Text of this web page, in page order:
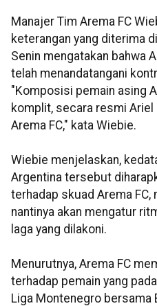
Manajer Tim Arema FC
keterangan yang diterima
Senin mengatakan bahwa
telah menandatangani
"Komposisi pemain asing
komplit, secara resmi
Arema FC," kata Wiebie.
Wiebie menjelaskan,
Argentina tersebut
terhadap skuad Arema
nantinya akan mengatur
laga yang dilakoni.
Menurutnya, Arema FC
terhadap pemain yang
Liga Montenegro